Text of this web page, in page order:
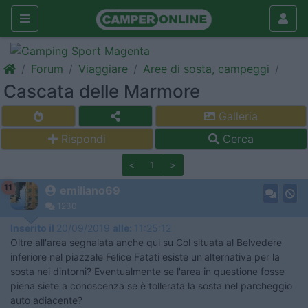
Forum Viaggiare Aree di sosta, campeggi
Cascata delle Marmore
Galleria
Rispondi
Cerca
< 1 >
11 emiliano69
1230
Inserito il 20/09/2019 alle: 11:25:12
Oltre all'area segnalata anche qui su Col situata al Belvedere
inferiore nel piazzale Felice Fatati esiste un'alternativa per la
sosta nei dintorni? Eventualmente se l'area in questione fosse
piena siete a conoscenza se è tollerata la sosta nel parcheggio
auto adiacente?